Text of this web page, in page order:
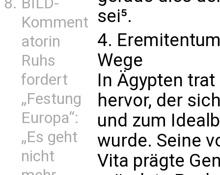
Komment
atorin
Ruhs
fordert
„Festung
Europa“:
„Es geht
nicht
sei⁵.
4.
Wege
In Ägypten
hervor, der
und zum
wurde. Seine
Vita prägte